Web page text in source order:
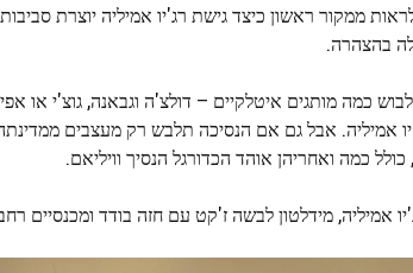
ממקור ראשון כיצד גישת רג'יו אמיליה יוצרת
בהצהרה.
כמה מותגים איטלקיים – דולצ'ה וגבאנה, גוצ'י או
אבל גם אם הנסיכה תלבש רק מעצבים ממדינתה,
כמה ואחריהן אוהד הכדורגל הנסיך וויליאם.
אמיליה, מידלטון לבשה ז'קט עם חזה בודד ומכנסיים